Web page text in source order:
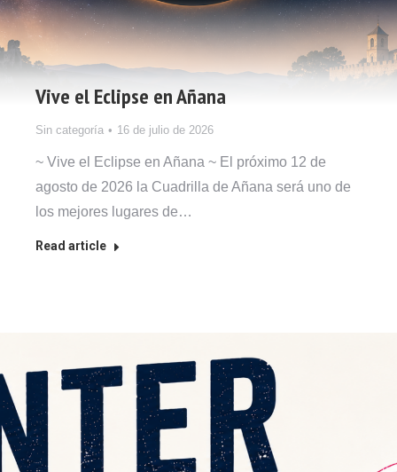
Vive el Eclipse en Añana
Sin categoría 16 de julio de 2026
~ Vive el Eclipse en Añana ~ El próximo 12 de
agosto de 2026 la Cuadrilla de Añana será uno de
los mejores lugares de…
Read article